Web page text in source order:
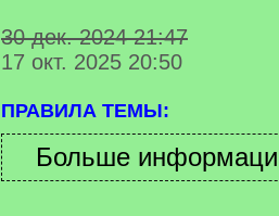
30 дек. 2024 21:47
17 окт. 2025 20:50
ПРАВИЛА ТЕМЫ: